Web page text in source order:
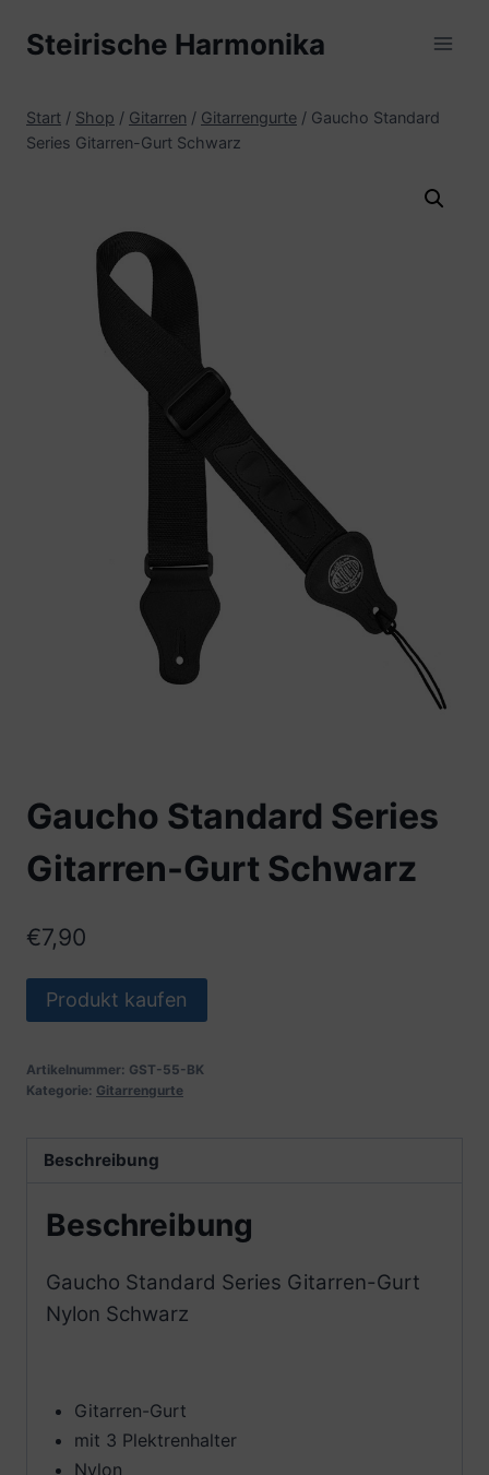
InhaltSteirische Harmonika
Start / Shop / Gitarren / Gitarrengurte / Gaucho Standard
Series Gitarren-Gurt Schwarz
Gaucho Standard Series
Gitarren-Gurt Schwarz
€7,90
Produkt kaufen
Artikelnummer: GST-55-BK
Kategorie: Gitarrengurte
Beschreibung
Beschreibung
Gaucho Standard Series Gitarren-Gurt
Nylon Schwarz
Gitarren-Gurt
mit 3 Plektrenhalter
Nylon